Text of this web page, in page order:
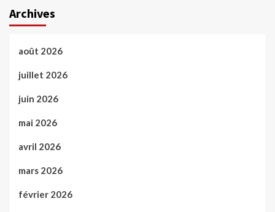
Archives
août 2026
juillet 2026
juin 2026
mai 2026
avril 2026
mars 2026
février 2026